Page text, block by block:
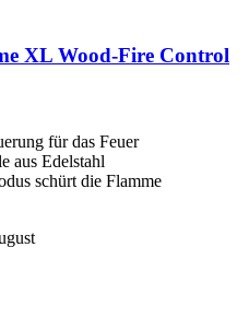
XL Wood-​Fire Control
für das Feuer
aus Edelstahl
schürt die Flamme